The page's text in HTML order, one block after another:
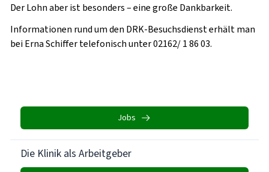
Der Lohn aber ist besonders – eine große Dankbarkeit.
Informationen rund um den DRK-Besuchsdienst erhält man
bei Erna Schiffer telefonisch unter 02162/ 1 86 03.
Jobs
Die Klinik als Arbeitgeber